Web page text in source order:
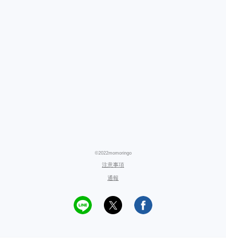
©2022momoringo
注意事項
通報